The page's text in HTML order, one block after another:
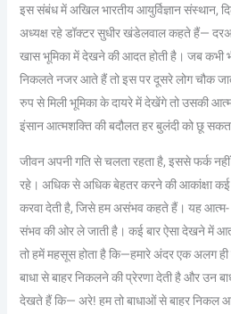
इस संबंध में अखिल भारतीय आयुर्विज्ञान संस्थान,
अध्यक्ष रहे डॉक्टर सुधीर खंडेलवाल कहते हैं—
खास भूमिका में देखने की आदत होती है। जब कभी
निकलते नजर आते हैं तो इस पर दूसरे लोग चौक
रुप से मिली भूमिका के दायरे में देखेंगे तो उसकी
इंसान आत्मशक्ति की बदौलत हर बुलंदी को छू
जीवन अपनी गति से चलता रहता है, इससे फर्क
रहे। अधिक से अधिक बेहतर करने की आकांक्षा कई
करवा देती है, जिसे हम असंभव कहते हैं। यह आत्म-
संभव की ओर ले जाती है। कई बार ऐसा देखने में
तो हमें महसूस होता है कि—हमारे अंदर एक अलग ही
बाधा से बाहर निकलने की प्रेरणा देती है और उन
देखते हैं कि— अरे! हम तो बाधाओं से बाहर निकल